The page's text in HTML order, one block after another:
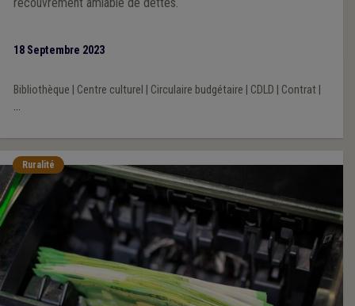
recouvrement amiable de dettes.
18 Septembre 2023
Bibliothèque Centre culturel Circulaire budgétaire CDLD Contrat|
...
Ruralité